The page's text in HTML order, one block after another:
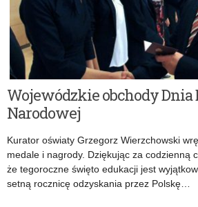
Wojewódzkie obchody Dnia
Narodowej
Kurator oświaty Grzegorz Wierzchowski
medale i nagrody. Dziękując za codzienną
że tegoroczne święto edukacji jest
setną rocznicę odzyskania przez Polskę…